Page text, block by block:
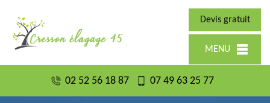
Devis gratuit
MENU
02 52 56 18 87 07 49 63 25 77